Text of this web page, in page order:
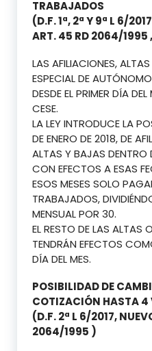
TRABAJADOS
(D.F. 1ª, 2ª Y 9ª L 6/
ART. 45 RD 2064/1995
LAS AFILIACIONES,
ESPECIAL DE
DESDE EL PRIMER DÍA
CESE.
LA LEY INTRODUCE LA
DE ENERO DE 2018, DE
ALTAS Y BAJAS
CON EFECTOS A ESAS
ESOS MESES SOLO
TRABAJADOS,
MENSUAL POR 30.
EL RESTO DE LAS ALTAS
TENDRÁN EFECTOS
DÍA DEL MES.
POSIBILIDAD DE
COTIZACIÓN HASTA 4
(D.F. 2ª L 6/2017,
2064/1995 )